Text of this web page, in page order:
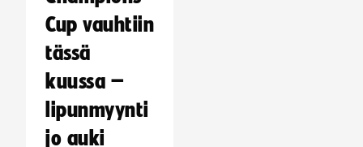
Cup vauhtiin
tässä
kuussa –
lipunmyynti
jo auki